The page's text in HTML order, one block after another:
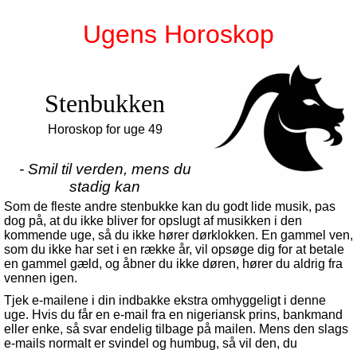
Ugens Horoskop
Stenbukken
Horoskop for uge 49
- Smil til verden, mens du
stadig kan
Som de fleste andre stenbukke kan du godt lide musik, pas
dog på, at du ikke bliver for opslugt af musikken i den
kommende uge, så du ikke hører dørklokken. En gammel ven,
som du ikke har set i en række år, vil opsøge dig for at betale
en gammel gæld, og åbner du ikke døren, hører du aldrig fra
vennen igen.
Tjek e-mailene i din indbakke ekstra omhyggeligt i denne
uge. Hvis du får en e-mail fra en nigeriansk prins, bankmand
eller enke, så svar endelig tilbage på mailen. Mens den slags
e-mails normalt er svindel og humbug, så vil den, du